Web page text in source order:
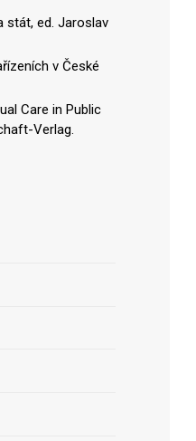
stát, ed. Jaroslav
v České
Care in Public
Verlag.